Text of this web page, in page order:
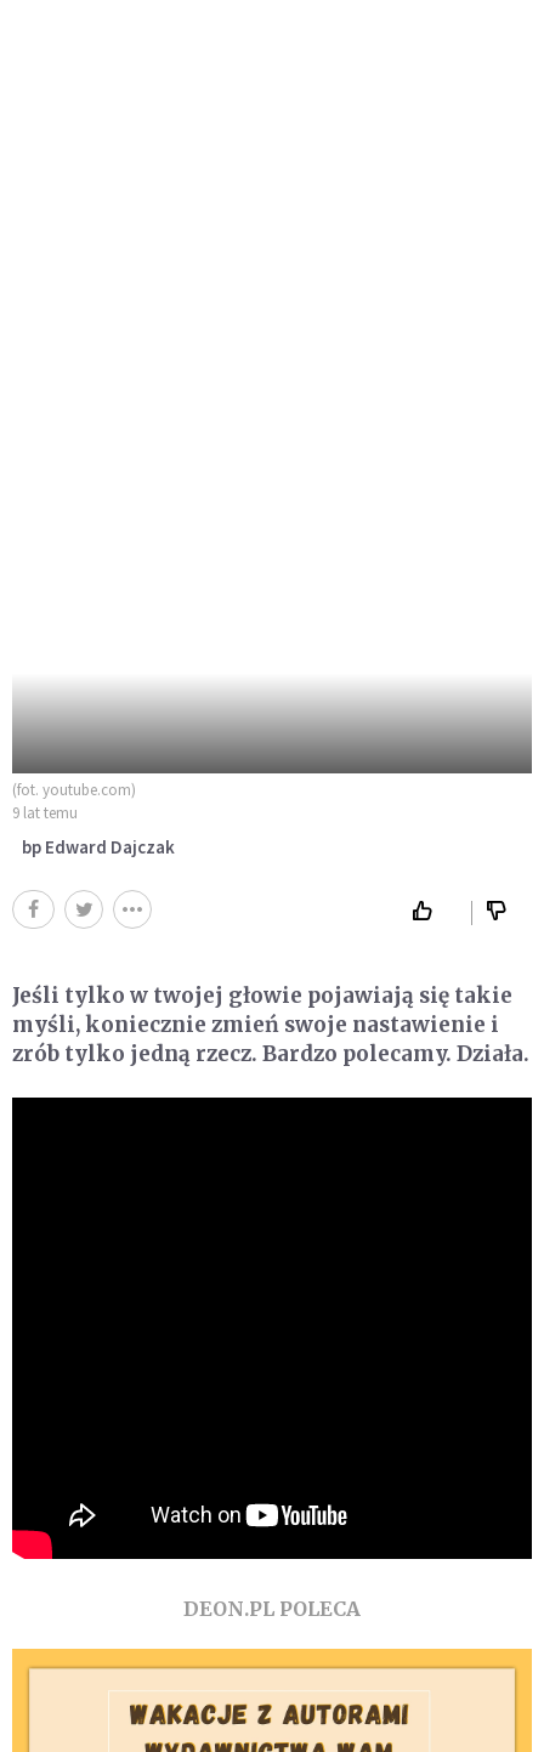
(fot. youtube.com)
9 lat temu
bp Edward Dajczak
Jeśli tylko w twojej głowie pojawiają się takie
myśli, koniecznie zmień swoje nastawienie i
zrób tylko jedną rzecz. Bardzo polecamy. Działa.
DEON.PL POLECA